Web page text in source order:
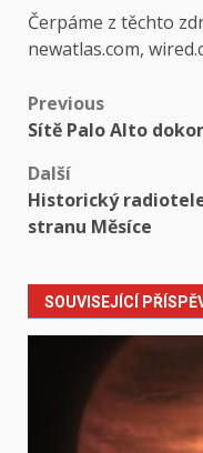
Čerpáme z těchto
newatlas.com,
Post
Previous
Sítě Palo Alto
Další
Historický
stranu Měsíce
SOUVISEJÍCÍ